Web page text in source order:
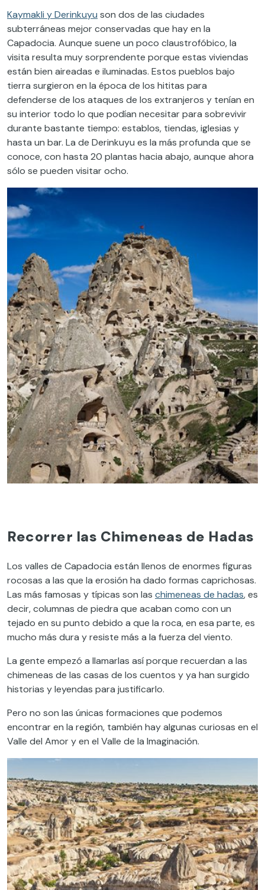
Kaymakli y Derinkuyu son dos de las ciudades
subterráneas mejor conservadas que hay en la
Capadocia. Aunque suene un poco claustrofóbico, la
visita resulta muy sorprendente porque estas viviendas
están bien aireadas e iluminadas. Estos pueblos bajo
tierra surgieron en la época de los hititas para
defenderse de los ataques de los extranjeros y tenían en
su interior todo lo que podían necesitar para sobrevivir
durante bastante tiempo: establos, tiendas, iglesias y
hasta un bar. La de Derinkuyu es la más profunda que se
conoce, con hasta 20 plantas hacia abajo, aunque ahora
sólo se pueden visitar ocho.
Recorrer las Chimeneas de Hadas
Los valles de Capadocia están llenos de enormes figuras
rocosas a las que la erosión ha dado formas caprichosas.
Las más famosas y típicas son las chimeneas de hadas, es
decir, columnas de piedra que acaban como con un
tejado en su punto debido a que la roca, en esa parte, es
mucho más dura y resiste más a la fuerza del viento.
La gente empezó a llamarlas así porque recuerdan a las
chimeneas de las casas de los cuentos y ya han surgido
historias y leyendas para justificarlo.
Pero no son las únicas formaciones que podemos
encontrar en la región, también hay algunas curiosas en el
Valle del Amor y en el Valle de la Imaginación.